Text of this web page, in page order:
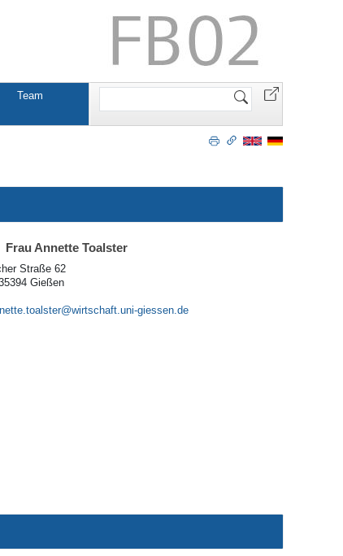
Team
Website
Frau Annette Toalster
Straße 62
Gießen